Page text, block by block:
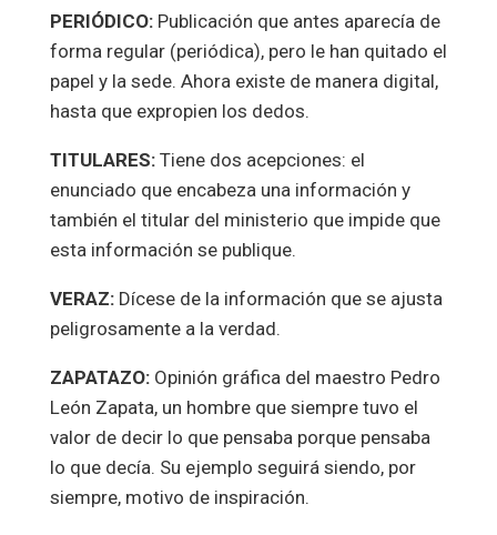
PERIÓDICO:Publicación que antes aparecía de
forma regular (periódica), pero le han quitado el
papel y la sede. Ahora existe de manera digital,
hasta que expropien los dedos.
TITULARES:Tiene dos acepciones: el
enunciado que encabeza una información y
también el titular del ministerio que impide que
esta información se publique.
VERAZ:Dícese de la información que se ajusta
peligrosamente a la verdad.
ZAPATAZO:Opinión gráfica del maestro Pedro
León Zapata, un hombre que siempre tuvo el
valor de decir lo que pensaba porque pensaba
lo que decía. Su ejemplo seguirá siendo, por
siempre, motivo de inspiración.